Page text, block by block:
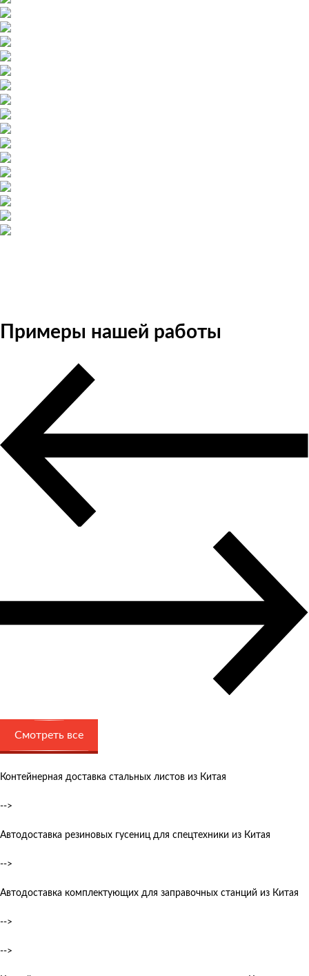
Примеры нашей работы
Смотреть все
Контейнерная доставка стальных листов из Китая
-->
Автодоставка резиновых гусениц для спецтехники из Китая
-->
Автодоставка комплектующих для заправочных станций из Китая
-->
-->